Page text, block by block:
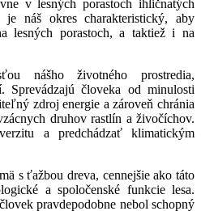
v lesných porastoch ihličnatých
náš okres charakteristický, aby
lesných porastoch, a taktiež i na
nášho životného prostredia,
Sprevádzajú človeka od minulosti
zdroj energie a zároveň chránia
druhov rastlín a živočíchov.
a predchádzať klimatickým
s ťažbou dreva, cennejšie ako táto
a spoločenské funkcie lesa.
pravdepodobne nebol schopný